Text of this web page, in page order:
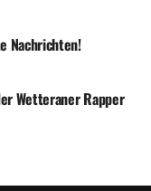
Nachrichten!
Wetteraner Rapper